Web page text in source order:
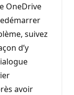
OneDrive
suivez
d’y
avoir